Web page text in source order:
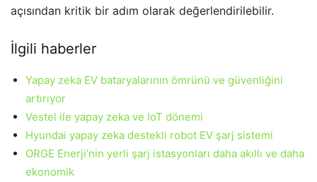
açısından kritik bir adım olarak değerlendirilebilir.
İlgili haberler
Yapay zeka EV bataryalarının ömrünü ve güvenliğini
artırıyor
Vestel ile yapay zeka ve IoT dönemi
Hyundai yapay zeka destekli robot EV şarj sistemi
ORGE Enerji’nin yerli şarj istasyonları daha akıllı ve daha
ekonomik